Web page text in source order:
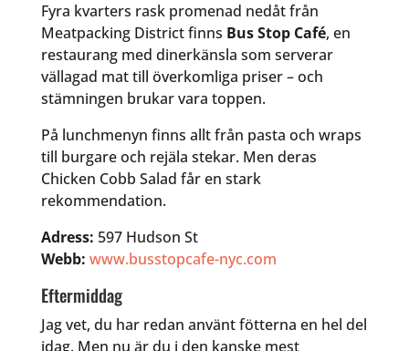
Fyra kvarters rask promenad nedåt från
Meatpacking District finns Bus Stop Café, en
restaurang med dinerkänsla som serverar
vällagad mat till överkomliga priser – och
stämningen brukar vara toppen.
På lunchmenyn finns allt från pasta och wraps
till burgare och rejäla stekar. Men deras
Chicken Cobb Salad får en stark
rekommendation.
Adress: 597 Hudson St
Webb: www.busstopcafe-nyc.com
Eftermiddag
Jag vet, du har redan använt fötterna en hel del
idag. Men nu är du i den kanske mest